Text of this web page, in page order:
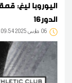
اليوروبا ليغ:
الدور16
06 09:54 2025 مارس